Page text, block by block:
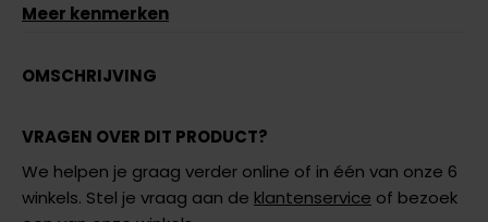
Meer kenmerken
OMSCHRIJVING
VRAGEN OVER DIT PRODUCT?
We helpen je graag verder online of in één van onze 6
winkels. Stel je vraag aan de klantenservice of bezoek